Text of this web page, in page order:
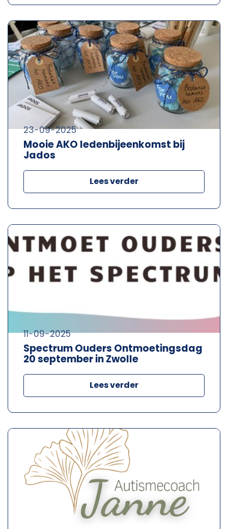
Mooie AKO ledenbijeenkomst bij
Jados
23-09-2025
Lees verder
Spectrum Ouders Ontmoetingsdag
20 september in Zwolle
11-09-2025
Lees verder